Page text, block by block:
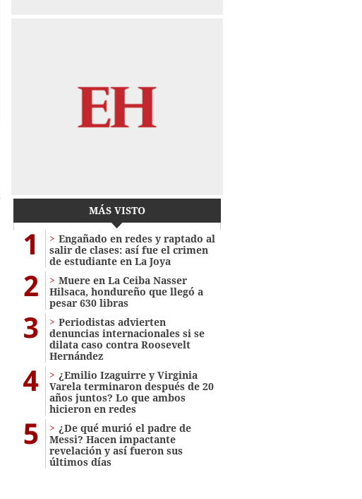
MÁS VISTO
1
Engañado en redes y raptado al
salir de clases: así fue el crimen
de estudiante en La Joya
2
Muere en La Ceiba Nasser
Hilsaca, hondureño que llegó a
pesar 630 libras
3
Periodistas advierten
denuncias internacionales si se
dilata caso contra Roosevelt
Hernández
4
¿Emilio Izaguirre y Virginia
Varela terminaron después de 20
años juntos? Lo que ambos
hicieron en redes
5
¿De qué murió el padre de
Messi? Hacen impactante
revelación y así fueron sus
últimos días